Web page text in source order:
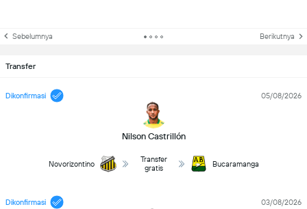
Sebelumnya Berikutnya
Transfer
Dikonfirmasi
Nilson Castrillón
05/08/2026
Novorizontino
Transfer
gratis
Bucaramanga
Dikonfirmasi 03/08/2026